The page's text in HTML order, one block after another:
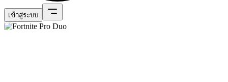
เข้าสู่ระบบ